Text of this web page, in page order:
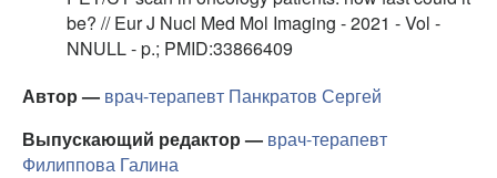
be? // Eur J Nucl Med Mol Imaging - 2021 - Vol -
NNULL - p.; PMID:33866409
Автор — врач-терапевт Панкратов Сергей
Выпускающий редактор — врач-терапевт
Филиппова Галина